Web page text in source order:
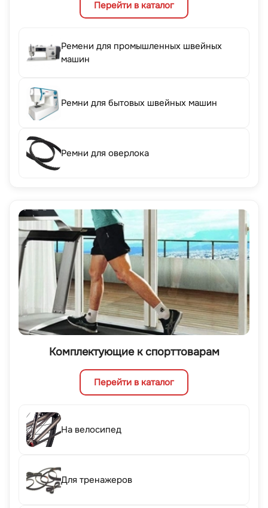
Перейти в каталог
Ремени для промышленных швейных
машин
Ремни для бытовых швейных машин
Ремни для оверлока
Комплектующие к спорттоварам
Перейти в каталог
На велосипед
Для тренажеров